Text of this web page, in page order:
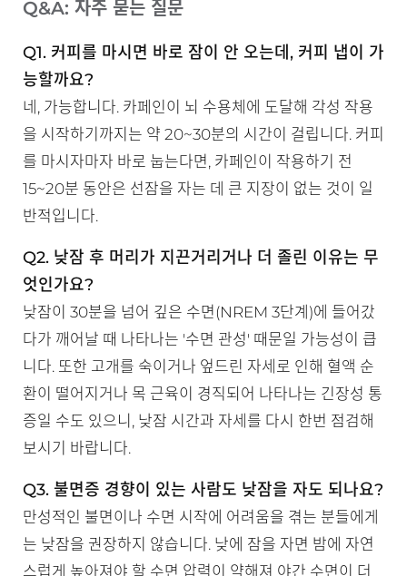
Q&A: 자주 묻는 질문
Q1. 커피를 마시면 바로 잠이 안 오는데, 커피 냅이 가
능할까요?
네, 가능합니다. 카페인이 뇌 수용체에 도달해 각성 작용
을 시작하기까지는 약 20~30분의 시간이 걸립니다. 커피
를 마시자마자 바로 눕는다면, 카페인이 작용하기 전
15~20분 동안은 선잠을 자는 데 큰 지장이 없는 것이 일
반적입니다.
Q2. 낮잠 후 머리가 지끈거리거나 더 졸린 이유는 무
엇인가요?
낮잠이 30분을 넘어 깊은 수면(NREM 3단계)에 들어갔
다가 깨어날 때 나타나는 '수면 관성' 때문일 가능성이 큽
니다. 또한 고개를 숙이거나 엎드린 자세로 인해 혈액 순
환이 떨어지거나 목 근육이 경직되어 나타나는 긴장성 통
증일 수도 있으니, 낮잠 시간과 자세를 다시 한번 점검해
보시기 바랍니다.
Q3. 불면증 경향이 있는 사람도 낮잠을 자도 되나요?
만성적인 불면이나 수면 시작에 어려움을 겪는 분들에게
는 낮잠을 권장하지 않습니다. 낮에 잠을 자면 밤에 자연
스럽게 높아져야 할 수면 압력이 약해져 야간 수면이 더